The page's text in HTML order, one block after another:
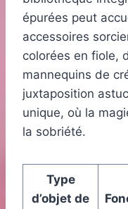
épurées peut
accessoires
colorées en fiole,
mannequins de
juxtaposition
unique, où la
la sobriété.
Type
d’objet de